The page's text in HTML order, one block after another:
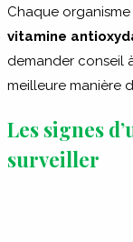
Chaque
vitamine
demander conseil
meilleure manière
Les signes
surveiller